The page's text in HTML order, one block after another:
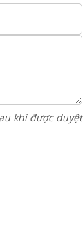
khi được duyệt